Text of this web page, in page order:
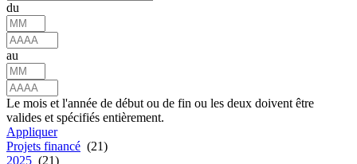
du
au
Le mois et l'année de début ou de fin ou les deux doivent être
valides et spécifiés entièrement.
Appliquer
Projets financé (21)
2025 (21)